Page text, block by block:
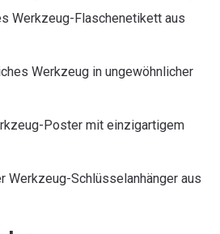
Werkzeug-Flaschenetikett aus
Werkzeug in ungewöhnlicher
Poster mit einzigartigem
Werkzeug-Schlüsselanhänger aus